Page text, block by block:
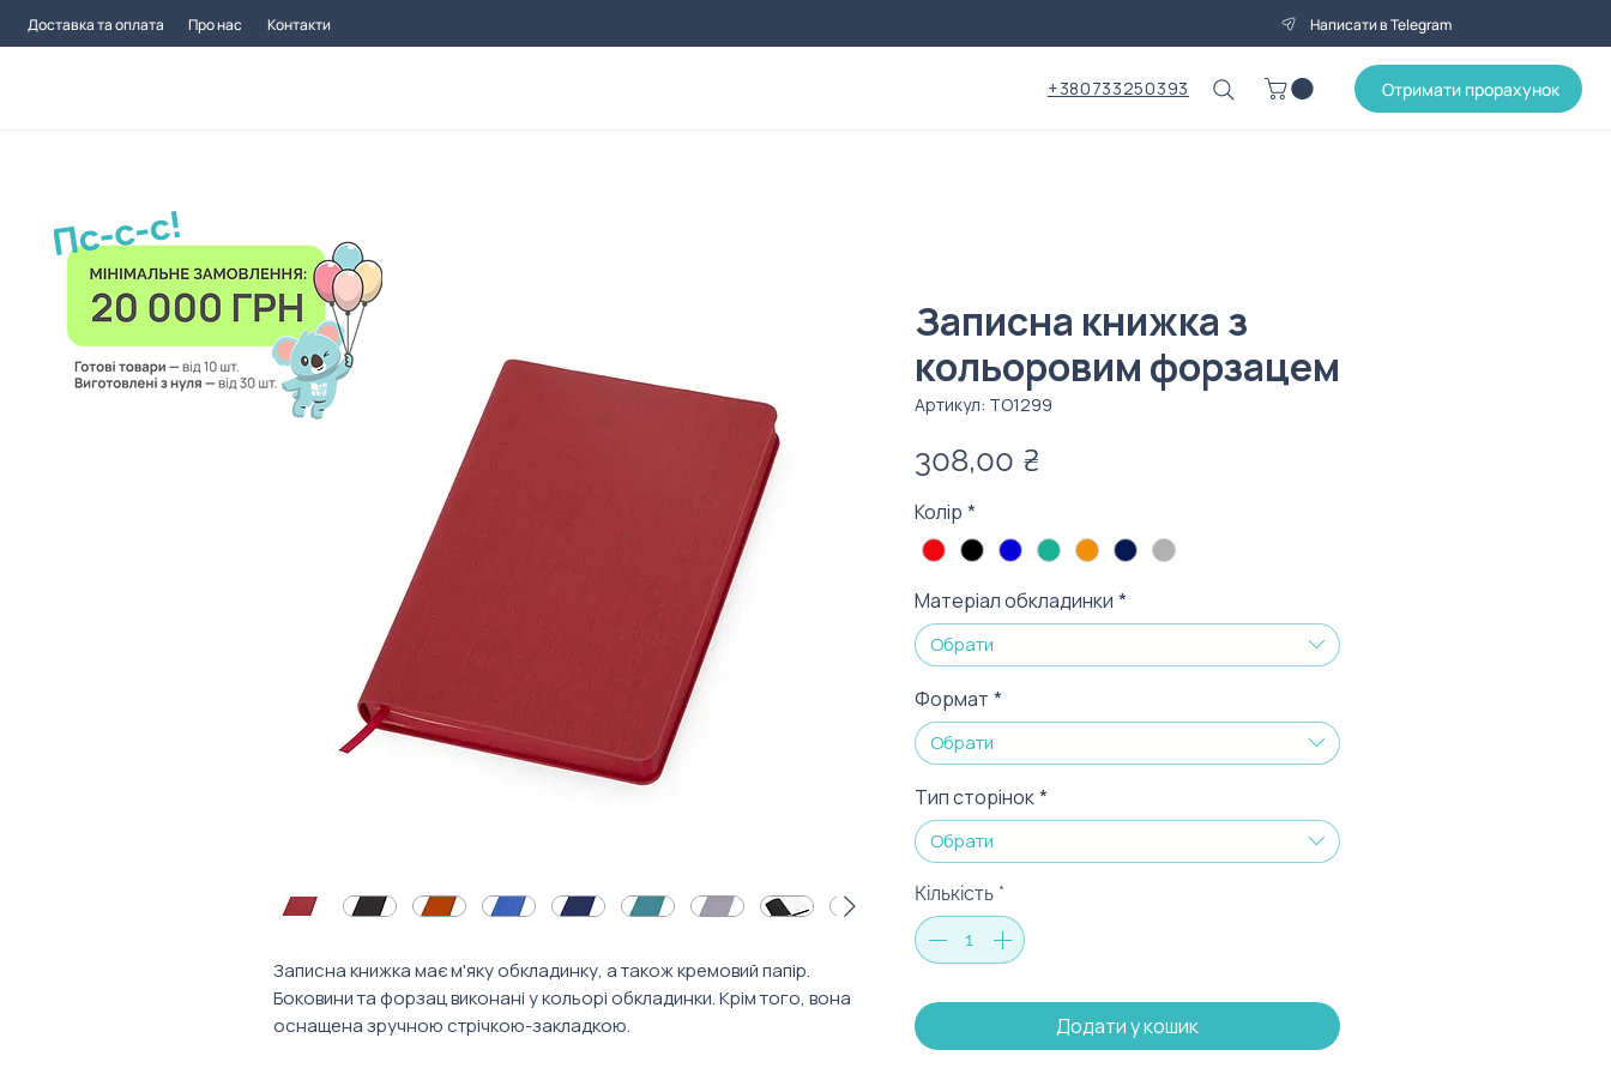
Доставка та оплата Про нас Контакти Написати в Telegram
+380733250393 Отримати прорахунок
Записна книжка має м'яку обкладинку, а також кремовий папір.
Боковини та форзац виконані у кольорі обкладинки. Крім того, вона
оснащена зручною стрічкою-закладкою.
Записна книжка з
кольоровим форзацем
Артикул: ТО1299
308,00 ₴
Колір *
Матеріал обкладинки *
Обрати
Формат *
Обрати
Тип сторінок *
Обрати
Кількість *
Додати у кошик